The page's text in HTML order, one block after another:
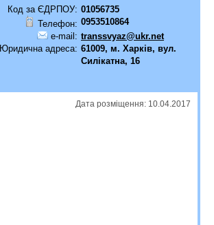
Код за ЄДРПОУ: 01056735
Телефон: 0953510864
e-mail: transsvyaz@ukr.net
Юридична адреса: 61009, м. Харків, вул.
Силікатна, 16
Дата розміщення: 10.04.2017